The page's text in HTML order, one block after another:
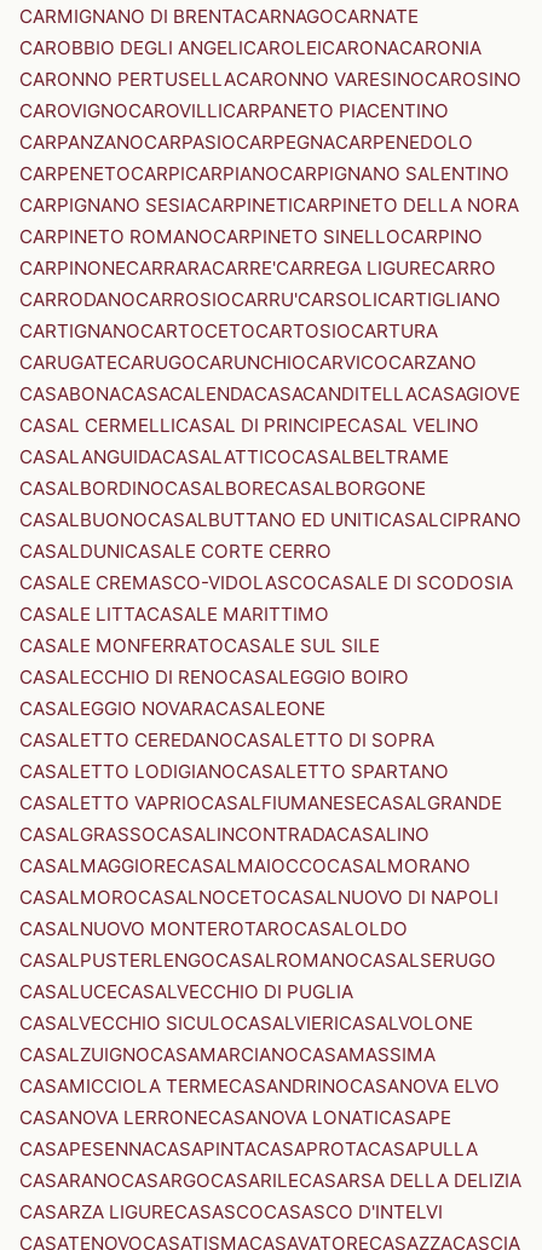
CARMIGNANO DI BRENTACARNAGOCARNATE
CAROBBIO DEGLI ANGELICAROLEICARONACARONIA
CARONNO PERTUSELLACARONNO VARESINOCAROSINO
CAROVIGNOCAROVILLICARPANETO PIACENTINO
CARPANZANOCARPASIOCARPEGNACARPENEDOLO
CARPENETOCARPICARPIANOCARPIGNANO SALENTINO
CARPIGNANO SESIACARPINETICARPINETO DELLA NORA
CARPINETO ROMANOCARPINETO SINELLOCARPINO
CARPINONECARRARACARRE'CARREGA LIGURECARRO
CARRODANOCARROSIOCARRU'CARSOLICARTIGLIANO
CARTIGNANOCARTOCETOCARTOSIOCARTURA
CARUGATECARUGOCARUNCHIOCARVICOCARZANO
CASABONACASACALENDACASACANDITELLACASAGIOVE
CASAL CERMELLICASAL DI PRINCIPECASAL VELINO
CASALANGUIDACASALATTICOCASALBELTRAME
CASALBORDINOCASALBORECASALBORGONE
CASALBUONOCASALBUTTANO ED UNITICASALCIPRANO
CASALDUNICASALE CORTE CERRO
CASALE CREMASCO-VIDOLASCOCASALE DI SCODOSIA
CASALE LITTACASALE MARITTIMO
CASALE MONFERRATOCASALE SUL SILE
CASALECCHIO DI RENOCASALEGGIO BOIRO
CASALEGGIO NOVARACASALEONE
CASALETTO CEREDANOCASALETTO DI SOPRA
CASALETTO LODIGIANOCASALETTO SPARTANO
CASALETTO VAPRIOCASALFIUMANESECASALGRANDE
CASALGRASSOCASALINCONTRADACASALINO
CASALMAGGIORECASALMAIOCCOCASALMORANO
CASALMOROCASALNOCETOCASALNUOVO DI NAPOLI
CASALNUOVO MONTEROTAROCASALOLDO
CASALPUSTERLENGOCASALROMANOCASALSERUGO
CASALUCECASALVECCHIO DI PUGLIA
CASALVECCHIO SICULOCASALVIERICASALVOLONE
CASALZUIGNOCASAMARCIANOCASAMASSIMA
CASAMICCIOLA TERMECASANDRINOCASANOVA ELVO
CASANOVA LERRONECASANOVA LONATICASAPE
CASAPESENNACASAPINTACASAPROTACASAPULLA
CASARANOCASARGOCASARILECASARSA DELLA DELIZIA
CASARZA LIGURECASASCOCASASCO D'INTELVI
CASATENOVOCASATISMACASAVATORECASAZZACASCIA